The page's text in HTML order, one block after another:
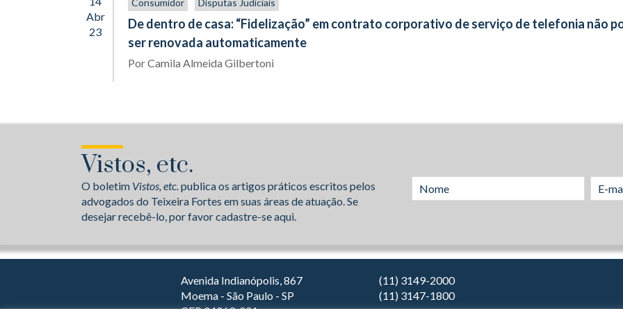
Abr
23
Consumidor Disputas Judiciais
De dentro de casa: “Fidelização” em contrato corporativo de serviço de telefonia não
ser renovada automaticamente
PorCamila Almeida Gilbertoni
Vistos, etc.
O boletim Vistos, etc.publica os artigos práticos escritos pelos
advogados do Teixeira Fortes em suas áreas de atuação. Se
desejar recebê-lo, por favor cadastre-se aqui.
Avenida Indianópolis, 867
Moema - São Paulo - SP
(11) 3149-2000
(11) 3147-1800